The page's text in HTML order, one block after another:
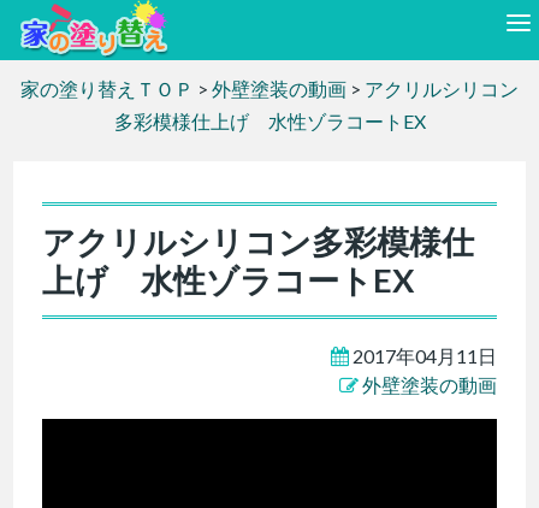
家の塗り替えＴＯＰ > 外壁塗装の動画 > アクリルシリコン
多彩模様仕上げ 水性ゾラコートEX
アクリルシリコン多彩模様仕
上げ 水性ゾラコートEX
2017年04月11日
外壁塗装の動画